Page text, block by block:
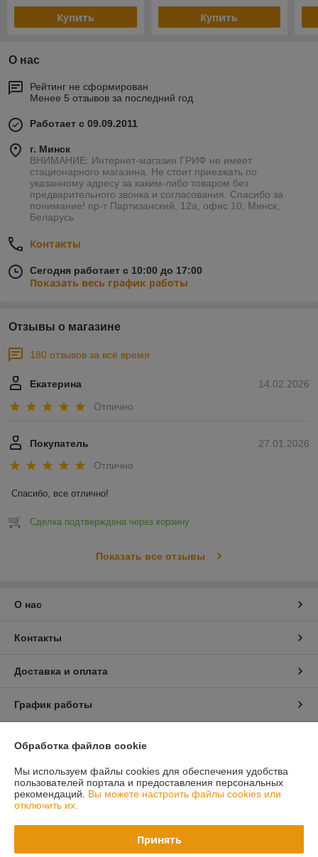
Купить Купить
О нас
Рейтинг не сформирован
Менее 5 отзывов за последний год
Работает с 09.09.2011
г. Минск
ВНИМАНИЕ: Интернет-магазин ГРИФ не имеет
стационарного магазина. Не стоит приезжать по
указанному адресу за каким-либо товаром без
предварительного звонка и согласования. Спасибо за
понимание! пр-т Партизанский, 12а, офис 10, Минск,
Беларусь
Контакты
Сегодня работает с 10:00 до 17:00
Показать весь график работы
Отзывы о магазине
180 отзывов за всё время
14.02.2026
Екатерина
Отлично
27.01.2026
Покупатель
Отлично
Спасибо, все отлично!
Сделка подтверждена через корзину
Показать все отзывы
О нас
Контакты
Доставка и оплата
График работы
Политика обработки cookies
Сайт создан на платформе Deal.by
Обработка файлов cookie
Мы используем файлы cookies для обеспечения удобства
пользователей портала и предоставления персональных
рекомендаций. Вы можете настроить файлы cookies или
отключить их.
Принять